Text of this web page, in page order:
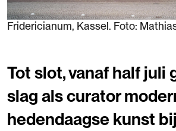
Fridericianum, Kassel. Foto:
Tot slot, vanaf half juli
slag als curator
hedendaagse kunst